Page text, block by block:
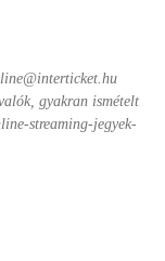
gyakran ismételt
streaming-jegyek-